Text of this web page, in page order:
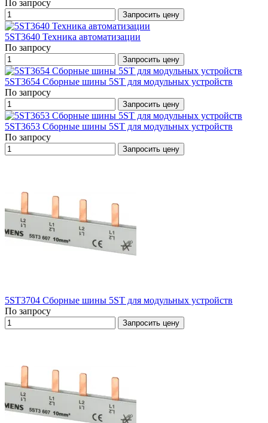
По запросу
Запросить цену
5ST3640 Техника автоматизации
По запросу
Запросить цену
5ST3654 Сборные шины 5ST для модульных устройств
По запросу
Запросить цену
5ST3653 Сборные шины 5ST для модульных устройств
По запросу
Запросить цену
5ST3704 Сборные шины 5ST для модульных устройств
По запросу
Запросить цену